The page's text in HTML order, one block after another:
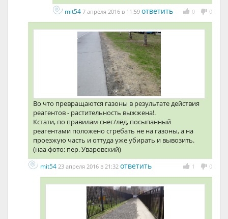
0 0
mit54 7 апреля 2016 в 11:59 ответить
Во что превращаются газоны в результате действия
реагентов - растительность выжжена!.
Кстати, по правилам снег/лёд, посыпанный
реагентами положено сгребать не на газоны, а на
проезжую часть и оттуда уже убирать и вывозить.
(наа фото: пер. Уваровский)
1 0
mit54 23 апреля 2016 в 21:32 ответить